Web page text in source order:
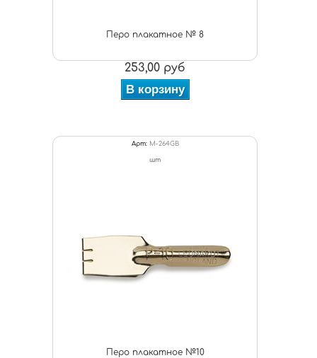
Перо плакатное № 8
253,00 руб
В корзину
Арт: M-264GB
шт
Перо плакатное №10